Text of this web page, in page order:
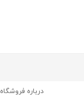
درباره فروشگاه